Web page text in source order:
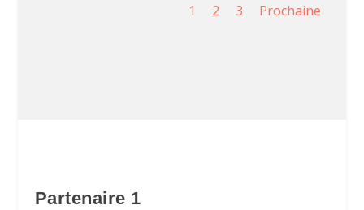
1 2 3 Prochaine
Partenaire 1